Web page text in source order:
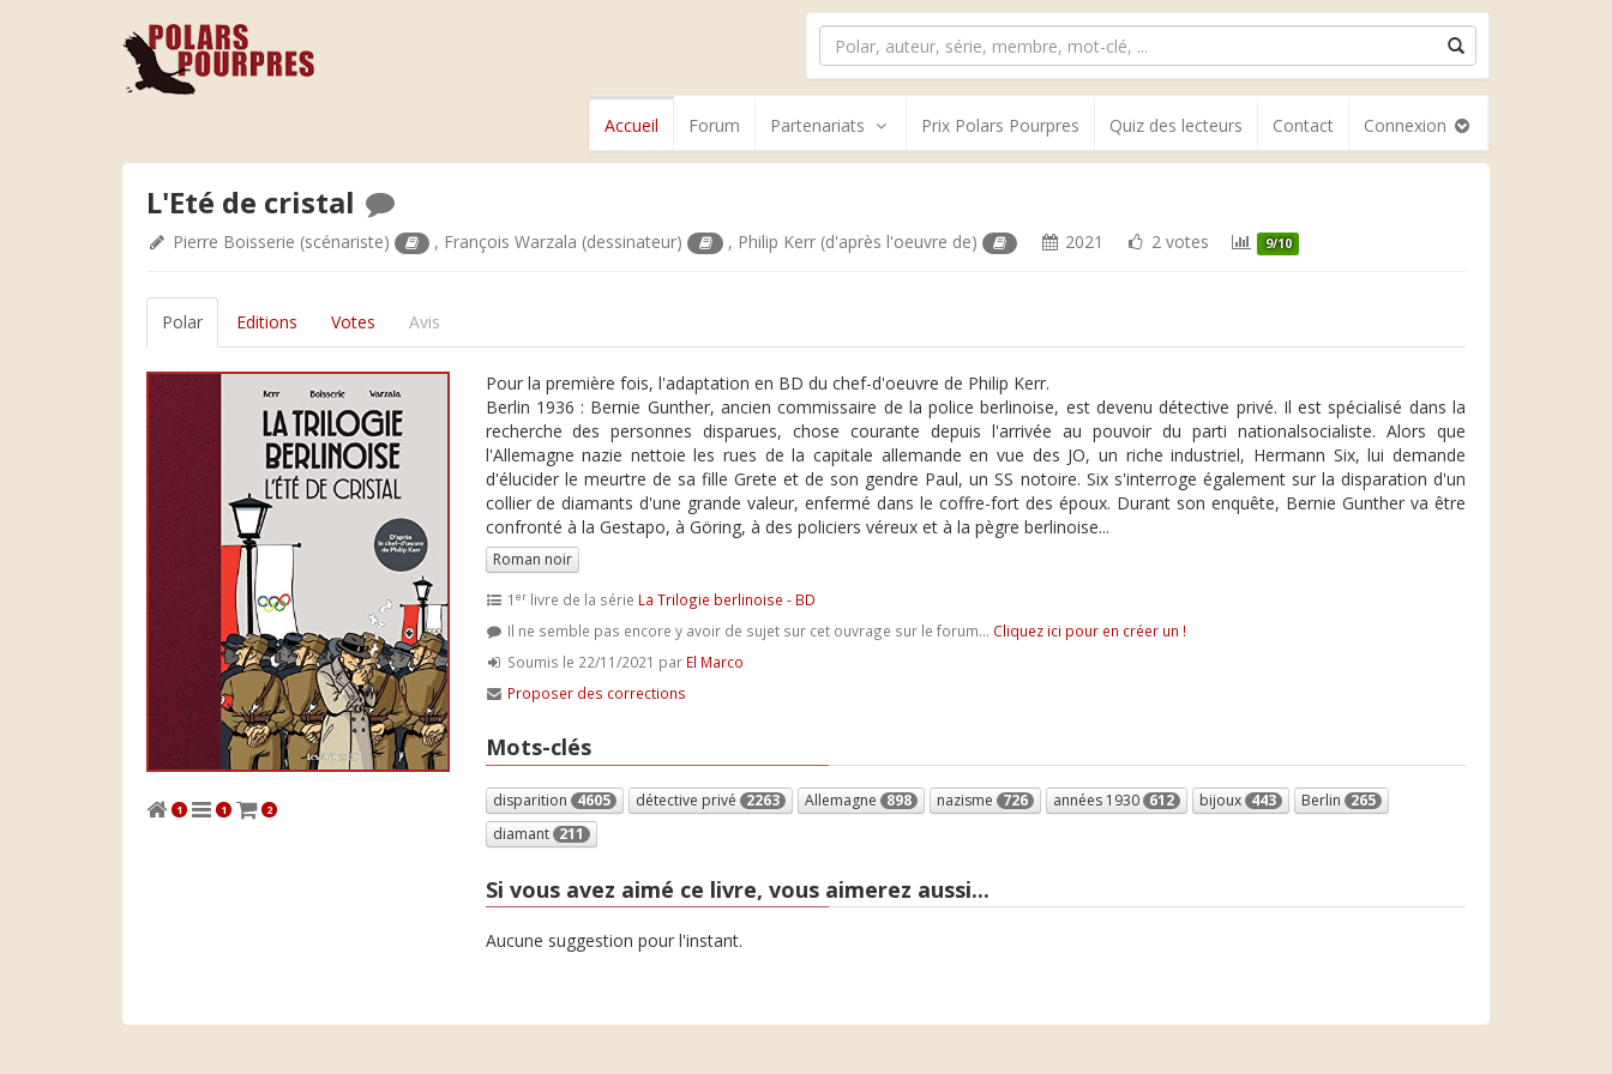
Accueil Forum Partenariats Prix Polars Pourpres Quiz des lecteurs Contact Connexion
L'Eté de cristal
Pierre Boisserie (scénariste) , François Warzala (dessinateur) , Philip Kerr(d'après l'oeuvre de) 2021 2 votes 9/10
Polar Editions Votes Avis
1 1 2
Pour la première fois, l'adaptation en BD du chef-d'oeuvre de Philip Kerr.
Berlin 1936 : Bernie Gunther, ancien commissaire de la police berlinoise, est devenu détective privé. Il est spécialisé dans la
recherche des personnes disparues, chose courante depuis l'arrivée au pouvoir du parti nationalsocialiste. Alors que
l'Allemagne nazie nettoie les rues de la capitale allemande en vue des JO, un riche industriel, Hermann Six, lui demande
d'élucider le meurtre de sa fille Grete et de son gendre Paul, un SS notoire. Six s'interroge également sur la disparation d'un
collier de diamants d'une grande valeur, enfermé dans le coffre-fort des époux. Durant son enquête, Bernie Gunther va être
confronté à la Gestapo, à Göring, à des policiers véreux et à la pègre berlinoise...
Roman noir
1 erlivre de la série La Trilogie berlinoise - BD
Il ne semble pas encore y avoir de sujet sur cet ouvrage sur le forum... Cliquez ici pour en créer un !
Soumis le 22/11/2021 par El Marco
Proposer des corrections
Mots-clés
disparition 4605 détective privé 2263 Allemagne 898 nazisme 726 années 1930 612 bijoux 443 Berlin 265
diamant 211
Si vous avez aimé ce livre, vous aimerez aussi...
Aucune suggestion pour l'instant.